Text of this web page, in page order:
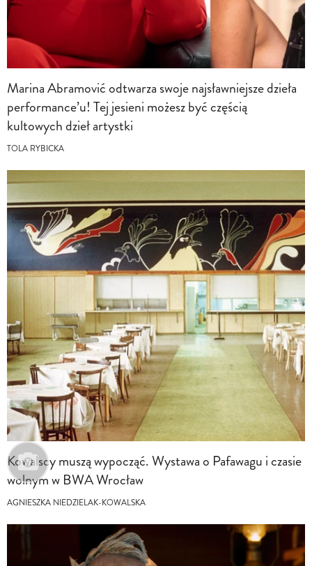
Marina Abramović odtwarza swoje najsławniejsze dzieła
performance’u! Tej jesieni możesz być częścią
kultowych dzieł artystki
TOLA RYBICKA
Kowalscy muszą wypocząć. Wystawa o Pafawagu i czasie
wolnym w BWA Wrocław
AGNIESZKA NIEDZIELAK-KOWALSKA